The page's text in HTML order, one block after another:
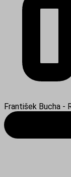
František Bucha -